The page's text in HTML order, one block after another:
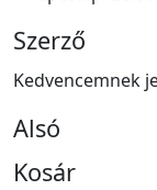
Szerző
Kedvencemnek
Alsó
Kosár